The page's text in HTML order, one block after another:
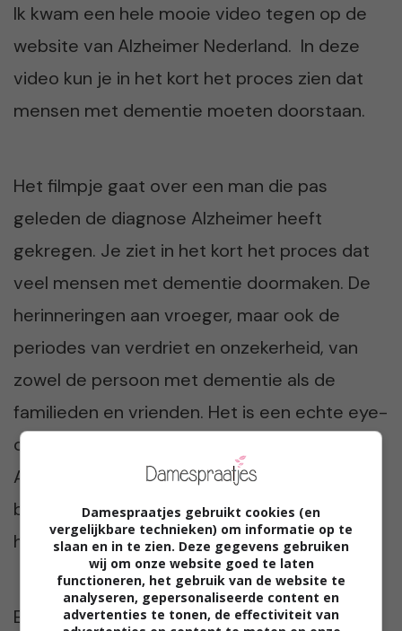
Ik kwam een hele mooie video tegen op de
website van Alzheimer Nederland. In deze
video kun je in het kort het proces zien dat
mensen met dementie moeten doorstaan.
Het filmpje gaat over een man die pas
geleden de diagnose Alzheimer heeft
gekregen. Je ziet in het kort het proces dat
veel mensen met dementie doormaken. De
herinneringen aan vroeger, maar ook de
periodes van verdriet en onzekerheid, van
zowel de persoon met dementie als de
familieden en vrienden. Het is een echte eye-
opener voor mensen die nog niet met
Alzheimer te maken hebben gehad en een
bron van herkenning voor mensen die er
helaas al wel mee te maken hebben gehad.
Echt even kijken deze video.
Damespraatjes gebruikt cookies (en
vergelijkbare technieken) om informatie op te
slaan en in te zien. Deze gegevens gebruiken
wij om onze website goed te laten
functioneren, het gebruik van de website te
analyseren, gepersonaliseerde content en
advertenties te tonen, de effectiviteit van